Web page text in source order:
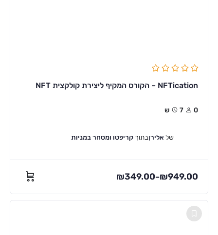
NFTication – הקורס המקיף ליצירת קולקצית NFT
0 7ש
של אלירןבתוך קריפטו ומסחר במניות
₪349.00–₪949.00